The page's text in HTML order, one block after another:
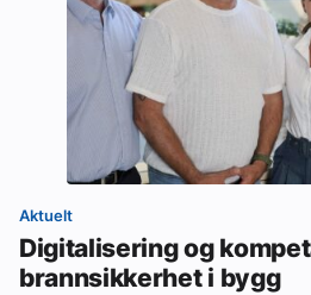
Aktuelt
Digitalisering og
brannsikkerhet i bygg